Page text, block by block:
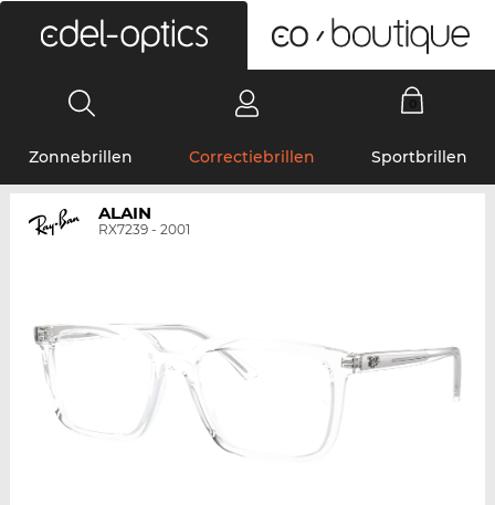
Zonnebrillen Correctiebrillen Sportbrillen
ALAIN
RX7239 - 2001